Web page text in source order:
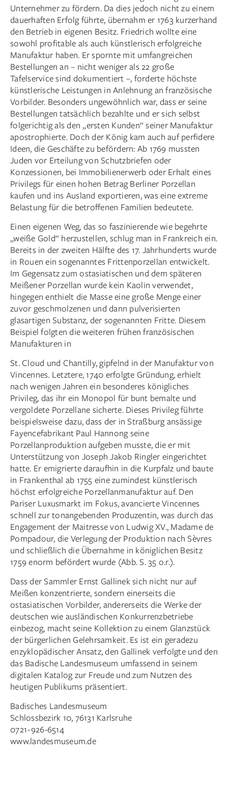
Unternehmer zu fördern. Da dies jedoch nicht zu einem
dauerhaften Erfolg führte, übernahm er 1763 kurzerhand
den Betrieb in eigenen Besitz. Friedrich wollte eine
sowohl profitable als auch künstlerisch erfolgreiche
Manufaktur haben. Er spornte mit umfangreichen
Bestellungen an – nicht weniger als 22 große
Tafelservice sind dokumentiert –, forderte höchste
künstlerische Leistungen in Anlehnung an französische
Vorbilder. Besonders ungewöhnlich war, dass er seine
Bestellungen tatsächlich bezahlte und er sich selbst
folgerichtig als den „ersten Kunden“ seiner Manufaktur
apostrophierte. Doch der König kam auch auf perfidere
Ideen, die Geschäfte zu befördern: Ab 1769 mussten
Juden vor Erteilung von Schutzbriefen oder
Konzessionen, bei Immobilien­erwerb oder Erhalt eines
Privilegs für einen hohen Betrag Berliner Porzellan
kaufen und ins Ausland exportieren, was eine extreme
Belastung für die betroffenen Familien bedeutete.
Einen eigenen Weg, das so faszinierende wie begehrte
„weiße Gold“ herzustellen, schlug man in Frankreich ein.
Bereits in der zweiten Hälfte des 17. Jahrhunderts wurde
in Rouen ein sogenanntes Frittenporzellan entwickelt.
Im Gegensatz zum ostasiatischen und dem späteren
Meißener Porzellan wurde kein Kaolin verwendet,
hingegen enthielt die Masse eine große Menge einer
zuvor geschmolzenen und dann pulverisierten
glasartigen Substanz, der sogenannten Fritte. Diesem
Beispiel folgten die weiteren frühen französischen
Manufakturen in
St. Cloud und Chantilly, gipfelnd in der Manufaktur von
Vincennes. Letztere, 1740 erfolgte Gründung, erhielt
nach wenigen Jahren ein besonderes königliches
Privileg, das ihr ein Monopol für bunt bemalte und
vergoldete Porzellane sicherte. Dieses Privileg führte
beispielsweise dazu, dass der in Straßburg ansässige
Fayencefabrikant Paul Hannong seine
Porzellanproduktion aufgeben musste, die er mit
Unterstützung von Joseph Jakob Ringler eingerichtet
hatte. Er emigrierte daraufhin in die Kurpfalz und baute
in Frankenthal ab 1755 eine zumindest künstlerisch
höchst erfolgreiche Porzellanmanufaktur auf. Den
Pariser Luxusmarkt im Fokus, avancierte Vincennes
schnell zur tonangebenden Produzentin, was durch das
Engagement der Maitresse von Ludwig XV., Madame de
Pompadour, die Verlegung der Produktion nach Sèvres
und schließlich die Übernahme in könig­lichen Besitz
1759 enorm befördert wurde (Abb. S. 35 o.r.).
Dass der Sammler Ernst Gallinek sich nicht nur auf
Meißen konzentrierte, sondern einerseits die
ostasiatischen Vorbilder, andererseits die Werke der
deutschen wie ausländischen Konkurrenzbetriebe
einbezog, macht seine Kollektion zu einem Glanzstück
der bürgerlichen Gelehrsamkeit. Es ist ein geradezu
enzyklopädischer Ansatz, den Gallinek verfolgte und den
das Badische Landesmuseum umfassend in seinem
digitalen Katalog zur Freude und zum Nutzen des
heutigen Publikums präsentiert.
Badisches Landesmuseum
Schlossbezirk 10, 76131 Karlsruhe
0721 - 926-6514
www.landesmuseum.de